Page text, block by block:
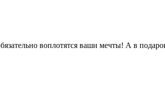
воплотятся ваши мечты! А в